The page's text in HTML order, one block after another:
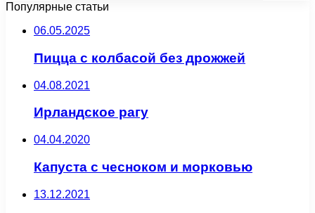
Популярные статьи
06.05.2025
Пицца с колбасой без дрожжей
04.08.2021
Ирландское рагу
04.04.2020
Капуста с чесноком и морковью
13.12.2021